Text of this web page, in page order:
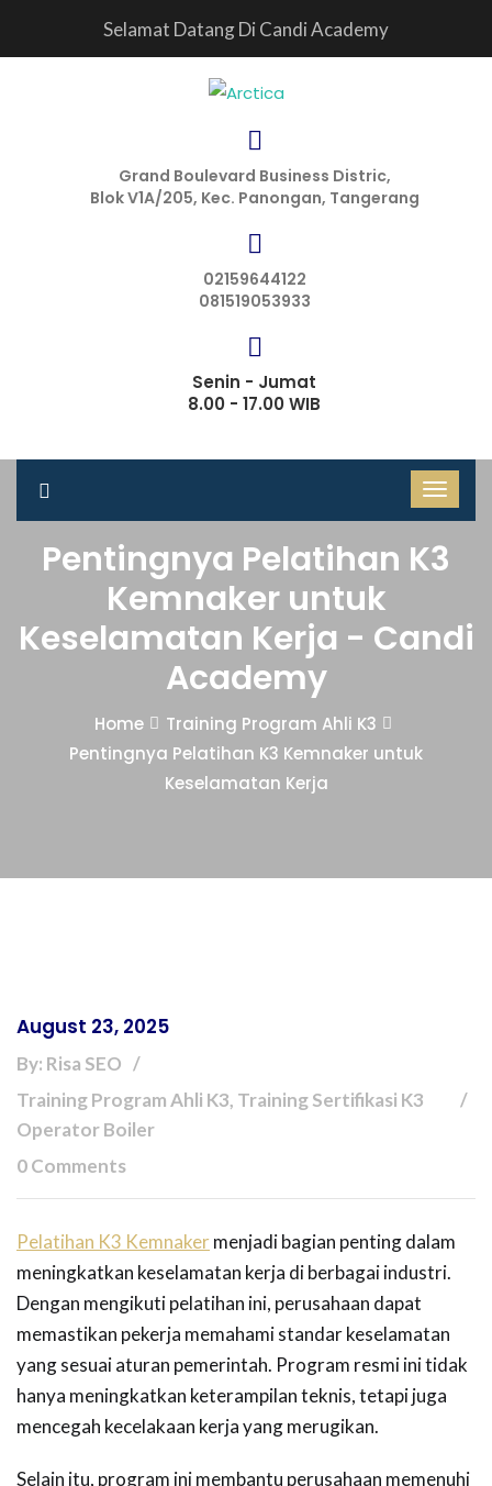
Selamat Datang Di Candi Academy
Grand Boulevard Business Distric,
Blok V1A/205, Kec. Panongan, Tangerang
02159644122
081519053933
Senin - Jumat
8.00 - 17.00 WIB
Pentingnya Pelatihan K3
Kemnaker untuk
Keselamatan Kerja - Candi
Academy
Home
Training Program Ahli K3
Pentingnya Pelatihan K3 Kemnaker untuk
Keselamatan Kerja
August 23, 2025
By: Risa SEO
Training Program Ahli K3, Training Sertifikasi K3
Operator Boiler
0 Comments
Pelatihan K3 Kemnakermenjadi bagian penting dalam
meningkatkan keselamatan kerja di berbagai industri.
Dengan mengikuti pelatihan ini, perusahaan dapat
memastikan pekerja memahami standar keselamatan
yang sesuai aturan pemerintah. Program resmi ini tidak
hanya meningkatkan keterampilan teknis, tetapi juga
mencegah kecelakaan kerja yang merugikan.
Selain itu, program ini membantu perusahaan memenuhi